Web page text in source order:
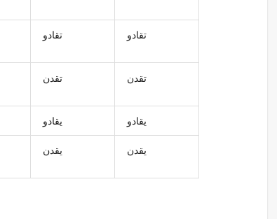
تقادو
تقدن
يقادو
يقدن
تقادو
تقدن
يقادو
يقدن